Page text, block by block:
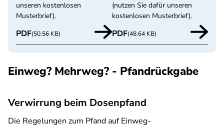
unseren kostenlosen
Musterbrief).
PDF(50.56 KB)
(nutzen Sie dafür unseren
kostenlosen Musterbrief).
PDF(48.64 KB)
Einweg? Mehrweg? - Pfandrückgabe
Verwirrung beim Dosenpfand
Die Regelungen zum Pfand auf Einweg-